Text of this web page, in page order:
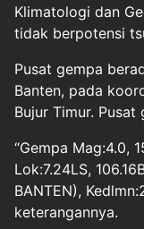
Klimatologi dan
tidak berpotensi
Pusat gempa
Banten, pada
Bujur Timur.
“Gempa Mag:4.0,
Lok:7.24LS,
BANTEN),
keterangannya.